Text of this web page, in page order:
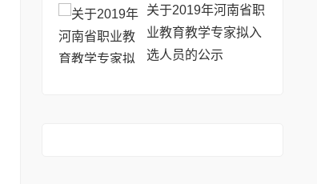
的通报
关于2019年河南省职
业教育教学专家拟入
选人员的公示